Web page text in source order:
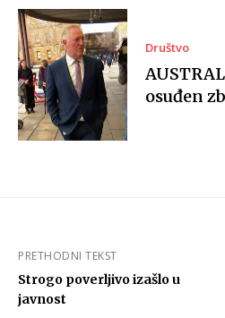
Društvo
osuđen
PRETHODNI TEKST
Strogo poverljivo izašlo u
javnost